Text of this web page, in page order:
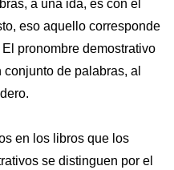
a una ida, es con el
eso aquello corresponde
pronombre demostrativo
de palabras, al
en los libros que los
se distinguen por el